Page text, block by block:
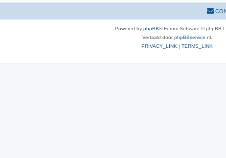
Powered by phpBB® Forum Software © phpBB
Vertaald doorphpBBservice.nl.
PRIVACY_LINK | TERMS_LINK